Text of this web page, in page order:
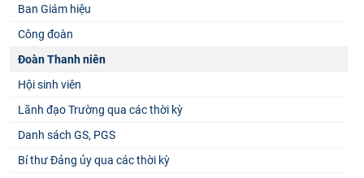
Ban Giám hiệu
Công đoàn
Đoàn Thanh niên
Hội sinh viên
Lãnh đạo Trường qua các thời kỳ
Danh sách GS, PGS
Bí thư Đảng ủy qua các thời kỳ